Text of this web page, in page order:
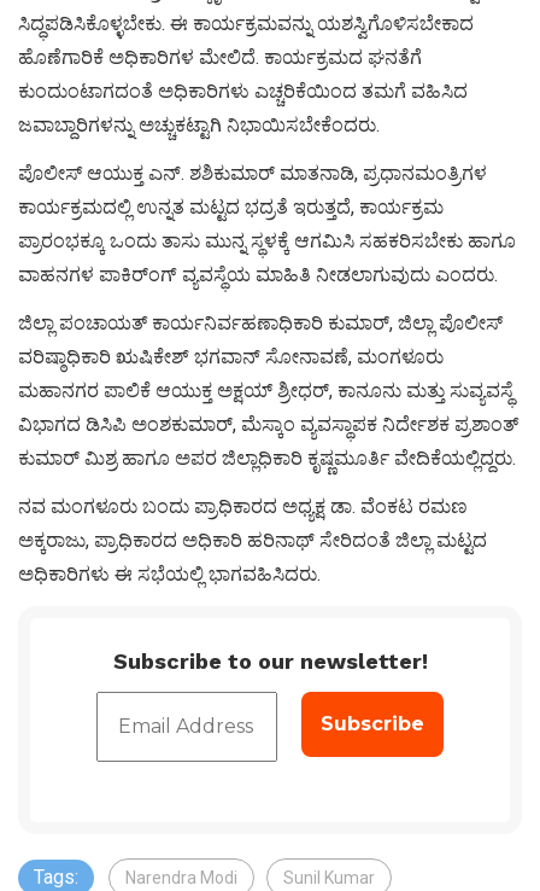
ಸಿದ್ಧಪಡಿಸಿಕೊಳ್ಳಬೇಕು. ಈ ಕಾರ್ಯಕ್ರಮವನ್ನು ಯಶಸ್ವಿಗೊಳಿಸಬೇಕಾದ
ಹೊಣೆಗಾರಿಕೆ ಅಧಿಕಾರಿಗಳ ಮೇಲಿದೆ. ಕಾರ್ಯಕ್ರಮದ ಘನತೆಗೆ
ಕುಂದುಂಟಾಗದಂತೆ ಅಧಿಕಾರಿಗಳು ಎಚ್ಚರಿಕೆಯಿಂದ ತಮಗೆ ವಹಿಸಿದ
ಜವಾಬ್ದಾರಿಗಳನ್ನು ಅಚ್ಚುಕಟ್ಟಾಗಿ ನಿಭಾಯಿಸಬೇಕೆಂದರು.
ಪೊಲೀಸ್ ಆಯುಕ್ತ ಎನ್. ಶಶಿಕುಮಾರ್ ಮಾತನಾಡಿ, ಪ್ರಧಾನಮಂತ್ರಿಗಳ
ಕಾರ್ಯಕ್ರಮದಲ್ಲಿ ಉನ್ನತ ಮಟ್ಟದ ಭದ್ರತೆ ಇರುತ್ತದೆ, ಕಾರ್ಯಕ್ರಮ
ಪ್ರಾರಂಭಕ್ಕೂ ಒಂದು ತಾಸು ಮುನ್ನ ಸ್ಥಳಕ್ಕೆ ಆಗಮಿಸಿ ಸಹಕರಿಸಬೇಕು ಹಾಗೂ
ವಾಹನಗಳ ಪಾಕಿರ್ಂಗ್ ವ್ಯವಸ್ಥೆಯ ಮಾಹಿತಿ ನೀಡಲಾಗುವುದು ಎಂದರು.
ಜಿಲ್ಲಾ ಪಂಚಾಯತ್ ಕಾರ್ಯನಿರ್ವಹಣಾಧಿಕಾರಿ ಕುಮಾರ್, ಜಿಲ್ಲಾ ಪೊಲೀಸ್
ವರಿಷ್ಠಾಧಿಕಾರಿ ಋಷಿಕೇಶ್ ಭಗವಾನ್ ಸೋನಾವಣೆ, ಮಂಗಳೂರು
ಮಹಾನಗರ ಪಾಲಿಕೆ ಆಯುಕ್ತ ಅಕ್ಷಯ್ ಶ್ರೀಧರ್, ಕಾನೂನು ಮತ್ತು ಸುವ್ಯವಸ್ಥೆ
ವಿಭಾಗದ ಡಿಸಿಪಿ ಅಂಶಕುಮಾರ್, ಮೆಸ್ಕಾಂ ವ್ಯವಸ್ಥಾಪಕ ನಿರ್ದೇಶಕ ಪ್ರಶಾಂತ್
ಕುಮಾರ್ ಮಿಶ್ರ ಹಾಗೂ ಅಪರ ಜಿಲ್ಲಾಧಿಕಾರಿ ಕೃಷ್ಣಮೂರ್ತಿ ವೇದಿಕೆಯಲ್ಲಿದ್ದರು.
ನವ ಮಂಗಳೂರು ಬಂದು ಪ್ರಾಧಿಕಾರದ ಅಧ್ಯಕ್ಷ ಡಾ. ವೆಂಕಟ ರಮಣ
ಅಕ್ಕರಾಜು, ಪ್ರಾಧಿಕಾರದ ಅಧಿಕಾರಿ ಹರಿನಾಥ್ ಸೇರಿದಂತೆ ಜಿಲ್ಲಾ ಮಟ್ಟದ
ಅಧಿಕಾರಿಗಳು ಈ ಸಭೆಯಲ್ಲಿ ಭಾಗವಹಿಸಿದರು.
Subscribe to our newsletter!
Tags: Narendra Modi Sunil Kumar